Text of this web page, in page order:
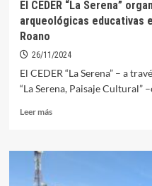
nuevo
la
de
de
sombras
dos
El CEDER “La Serena”
arqueológicas educativas
Roano
26/11/2024
El CEDER “La Serena” – a
“La Serena, Paisaje Cultural”
Leer másLeer
El